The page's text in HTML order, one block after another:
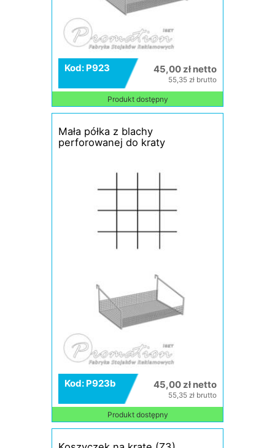
Kod: P923 45,00 zł netto
55,35 zł brutto
Produkt dostępny
Mała półka z blachy
perforowanej do kraty
Kod: P923b 45,00 zł netto
55,35 zł brutto
Produkt dostępny